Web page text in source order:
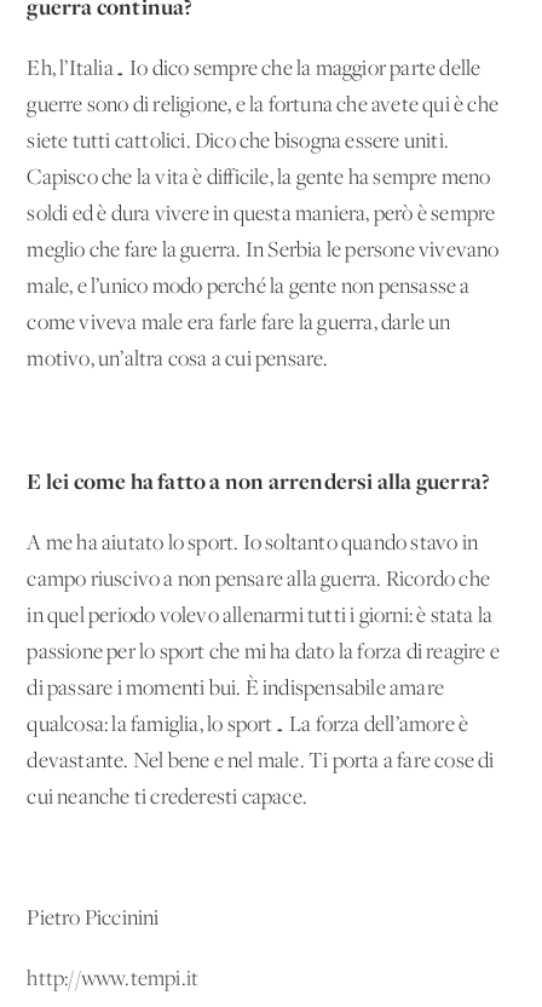
guerra continua?
Eh, l’Italia… Io dico sempre che la maggior parte delle
guerre sono di religione, e la fortuna che avete qui è che
siete tutti cattolici. Dico che bisogna essere uniti.
Capisco che la vita è difficile, la gente ha sempre meno
soldi ed è dura vivere in questa maniera, però è sempre
meglio che fare la guerra. In Serbia le persone vivevano
male, e l’unico modo perché la gente non pensasse a
come viveva male era farle fare la guerra, darle un
motivo, un’altra cosa a cui pensare.
E lei come ha fatto a non arrendersi alla guerra?
A me ha aiutato lo sport. Io soltanto quando stavo in
campo riuscivo a non pensare alla guerra. Ricordo che
in quel periodo volevo allenarmi tutti i giorni: è stata la
passione per lo sport che mi ha dato la forza di reagire e
di passare i momenti bui. È indispensabile amare
qualcosa: la famiglia, lo sport… La forza dell’amore è
devastante. Nel bene e nel male. Ti porta a fare cose di
cui neanche ti crederesti capace.
Pietro Piccinini
http://www.tempi.it